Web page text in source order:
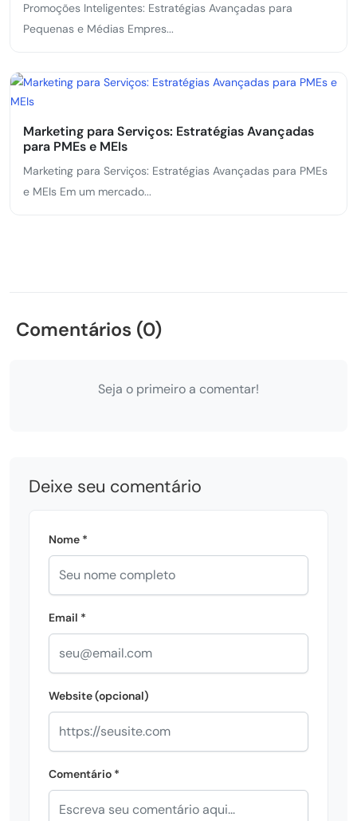
Promoções Inteligentes: Estratégias Avançadas para
Pequenas e Médias Empres...
Marketing para Serviços: Estratégias Avançadas
para PMEs e MEIs
Marketing para Serviços: Estratégias Avançadas para PMEs
e MEIs Em um mercado...
Comentários (0)
Seja o primeiro a comentar!
Deixe seu comentário
Nome *
Email *
Website (opcional)
Comentário *